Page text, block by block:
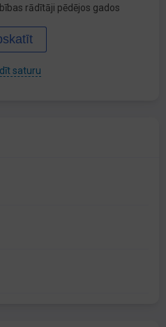
rādītāji pēdējos gados
saturu